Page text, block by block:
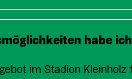
habe
im Stadion Kleinholz